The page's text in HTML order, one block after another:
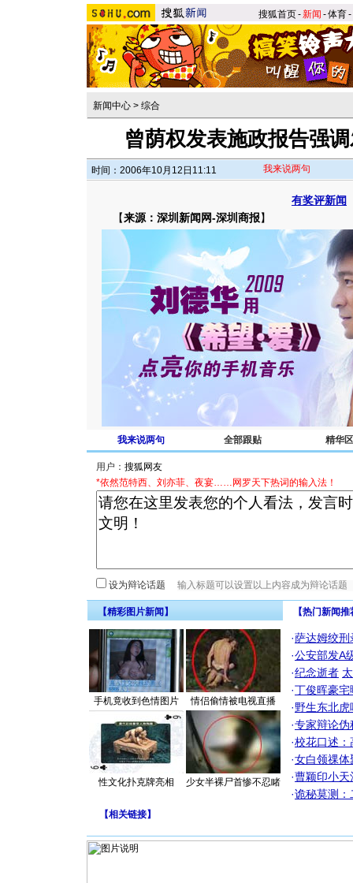
搜狐首页-新闻 -体育-
新闻中心 > 综合
曾荫权发表施政报告强
时间：2006年10月12日11:11 我来说两句
有奖评新闻
【来源：深圳新闻网-深圳商报】
我来说两句 全部跟贴 精华区
用户：
*依然范特西、刘亦菲、夜宴……网罗天下热词的输入法！
设为辩论话题
【精彩图片新闻】
手机竟收到色情图片 情侣偷情被电视直播
性文化扑克牌亮相 少女半裸尸首惨不忍睹
【热门新闻
·萨达姆绞刑
·公安部发A
·纪念逝者
·丁俊晖豪
·野生东北
·专家辩论伪
·校花口述：
·女白领祼体
·曹颖印小天
·诡秘莫测：
【相关链接】